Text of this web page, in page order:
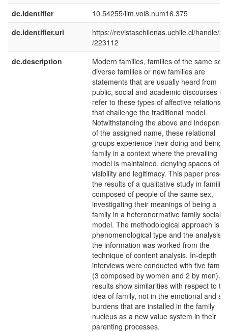
dc.identifier
10.54255/lim.vol8.num16.375
dc.identifier.uri
https://revistaschilenas.uchile.cl/handle/
/223112
dc.description
Modern families, families of the same sex,
diverse families or new families are
statements that are usually heard from
public, social and academic discourses to
refer to these types of affective
that challenge the traditional model.
Notwithstanding the above and
of the assigned name, these relational
groups experience their doing and being
family in a context where the prevailing
model is maintained, denying spaces of
visibility and legitimacy. This paper
the results of a qualitative study in families
composed of people of the same sex,
investigating their meanings of being a
family in a heteronormative family social
model. The methodological approach is of
phenomenological type and the analysis
the information was worked from the
technique of content analysis. In-depth
interviews were conducted with five
(3 composed by women and 2 by men).
results show similarities with respect to
idea of family, not in the emotional and
burdens that are installed in the family
nucleus as a new value system in their
parenting processes.